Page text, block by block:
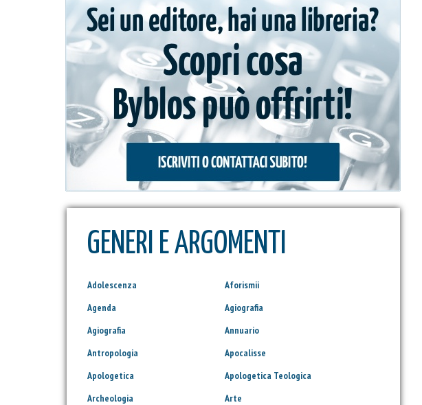
GENERI E ARGOMENTI
Adolescenza
Aforismii
Agenda
Agiografia
Agiografia
Annuario
Antropologia
Apocalisse
Apologetica
Apologetica Teologica
Archeologia
Arte